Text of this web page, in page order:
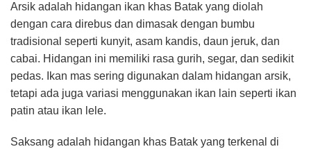
Arsik adalah hidangan ikan khas Batak yang diolah
dengan cara direbus dan dimasak dengan bumbu
tradisional seperti kunyit, asam kandis, daun jeruk, dan
cabai. Hidangan ini memiliki rasa gurih, segar, dan sedikit
pedas. Ikan mas sering digunakan dalam hidangan arsik,
tetapi ada juga variasi menggunakan ikan lain seperti ikan
patin atau ikan lele.
Saksang adalah hidangan khas Batak yang terkenal di